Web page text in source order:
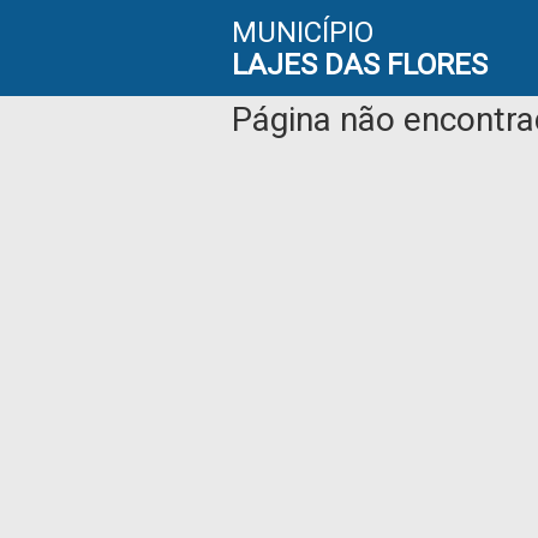
MUNICÍPIO
LAJES DAS FLORES
Página não